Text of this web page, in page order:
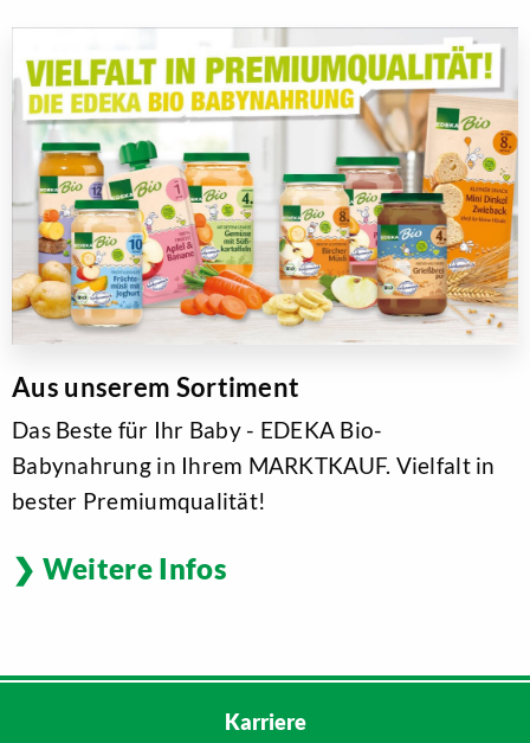
Aus unserem Sortiment
Das Beste für Ihr Baby - EDEKA Bio-
Babynahrung in Ihrem MARKTKAUF. Vielfalt in
bester Premiumqualität!
Weitere Infos
Karriere